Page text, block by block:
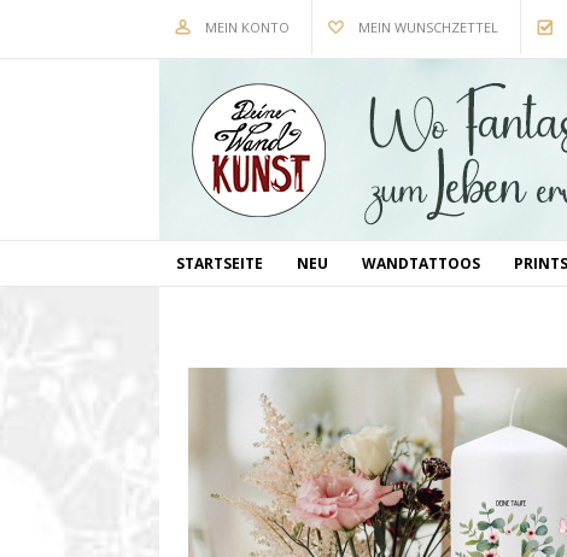
MEIN KONTO MEIN WUNSCHZETTEL
STARTSEITE NEU WANDTATTOOS PRINTS